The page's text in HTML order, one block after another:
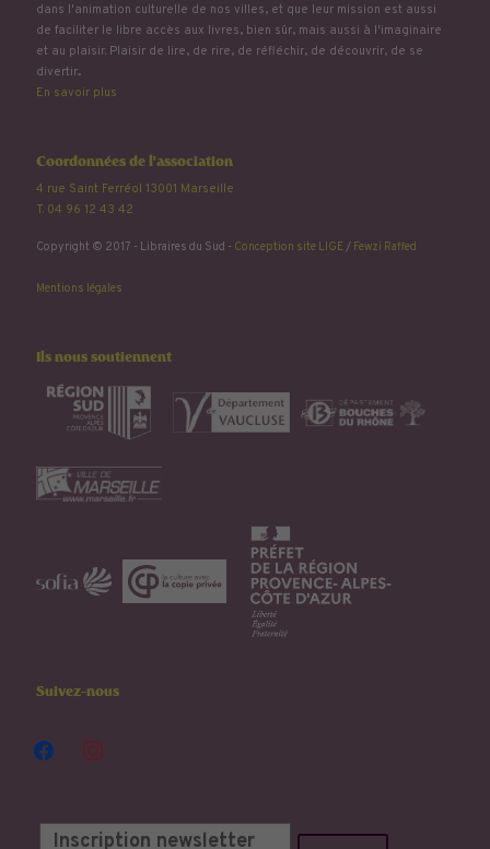
dans l'animation culturelle de nos villes, et que leur mission est aussi
de faciliter le libre accès aux livres, bien sûr, mais aussi à l'imaginaire
et au plaisir. Plaisir de lire, de rire, de réfléchir, de découvrir, de se
divertir...
En savoir plus
Coordonnées de l'association
4 rue Saint Ferréol 13001 Marseille
T. 04 96 12 43 42
Copyright © 2017 - Libraires du Sud - Conception site LIGE/ Fewzi Raffed
Mentions légales
Ils nous soutiennent
Suivez-nous
facebookinstagram